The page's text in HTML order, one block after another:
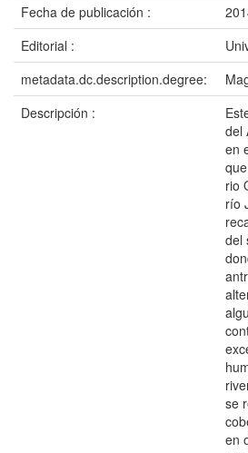
Fecha de publicación :
Editorial :
metadata.dc.description.degree:
Descripción :
del
en
rio
río
del
se
en